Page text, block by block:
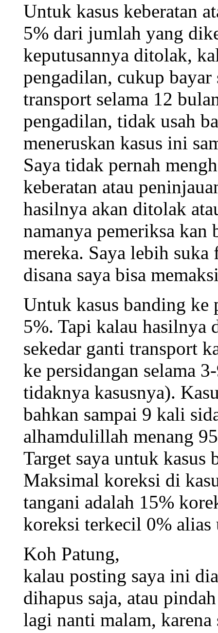
Untuk kasus keberatan
5% dari jumlah yang
keputusannya ditolak,
pengadilan, cukup bayar
transport selama 12
pengadilan, tidak usah
meneruskan kasus ini
Saya tidak pernah
keberatan atau
hasilnya akan ditolak
namanya pemeriksa kan
mereka. Saya lebih
disana saya bisa
Untuk kasus banding ke
5%. Tapi kalau hasilnya
sekedar ganti transport
ke persidangan selama
tidaknya kasusnya).
bahkan sampai 9 kali
alhamdulillah menang
Target saya untuk kasus
Maksimal koreksi di
tangani adalah 15%
koreksi terkecil 0%
Koh Patung,
kalau posting saya ini
dihapus saja, atau
lagi nanti malam,